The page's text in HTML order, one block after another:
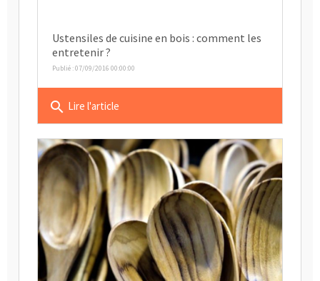
Ustensiles de cuisine en bois : comment les
entretenir ?
Publié : 07/09/2016 00:00:00
search Lire l'article